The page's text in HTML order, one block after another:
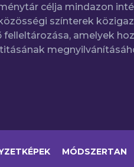
célja mindazon
színterek
amelyek
MÓDSZERTAN